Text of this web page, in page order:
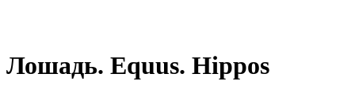
Лошадь. Equus. Hippos